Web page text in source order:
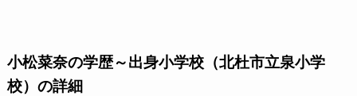
小松菜奈の学歴～出身小学校（北杜市立泉小学
校）の詳細